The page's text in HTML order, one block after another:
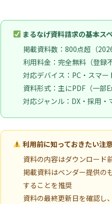
まるなげ資料請求の基本ス
掲載資料数：800点超（
利用料金：完全無料（登録不
対応デバイス：PC・スマ
資料形式：主にPDF（一部
対応ジャンル：DX・採用
利用前に知っておきたい注
資料の内容はダウンロード
掲載資料はベンダー提供の
することを推奨
資料の最終更新日を確認し